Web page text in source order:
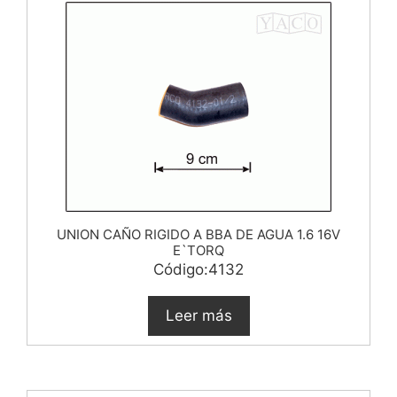
UNION CAÑO RIGIDO A BBA DE AGUA 1.6 16V
E`TORQ
Código:4132
Leer más